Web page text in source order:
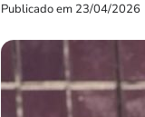
Publicado em 23/04/2026